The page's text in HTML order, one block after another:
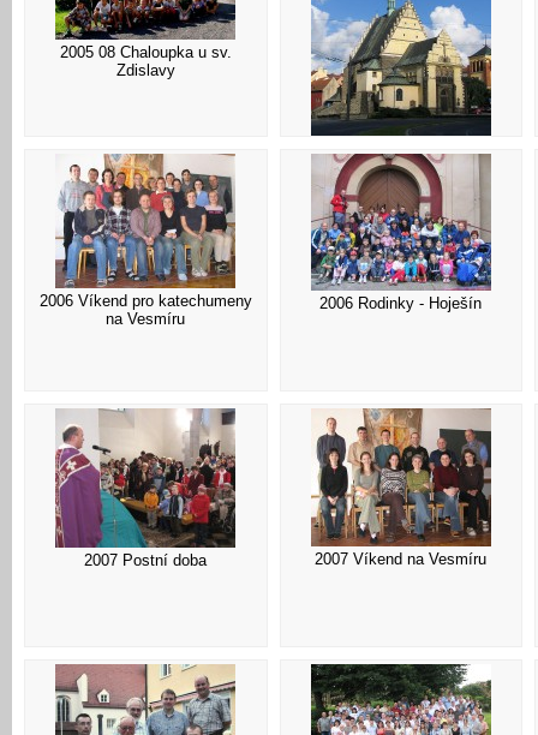
2005 08 Chaloupka u sv.
Zdislavy
2005 09 Pardubice
2006 Víkend pro katechumeny
na Vesmíru
2006 Rodinky - Hoješín
2007 Postní doba 2007 Víkend na Vesmíru